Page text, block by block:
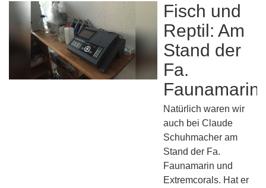
Fisch und
Reptil: Am
Stand der
Fa.
Faunamarin
Natürlich waren wir
auch bei Claude
Schuhmacher am
Stand der Fa.
Faunamarin und
Extremcorals. Hat er